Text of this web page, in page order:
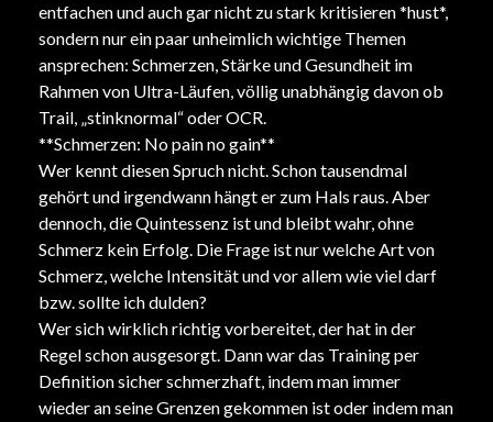
entfachen und auch gar nicht zu stark kritisieren *hust*,
sondern nur ein paar unheimlich wichtige Themen
ansprechen: Schmerzen, Stärke und Gesundheit im
Rahmen von Ultra-Läufen, völlig unabhängig davon ob
Trail, „stinknormal“ oder OCR.
**Schmerzen: No pain no gain**
Wer kennt diesen Spruch nicht. Schon tausendmal
gehört und irgendwann hängt er zum Hals raus. Aber
dennoch, die Quintessenz ist und bleibt wahr, ohne
Schmerz kein Erfolg. Die Frage ist nur welche Art von
Schmerz, welche Intensität und vor allem wie viel darf
bzw. sollte ich dulden?
Wer sich wirklich richtig vorbereitet, der hat in der
Regel schon ausgesorgt. Dann war das Training per
Definition sicher schmerzhaft, indem man immer
wieder an seine Grenzen gekommen ist oder indem man